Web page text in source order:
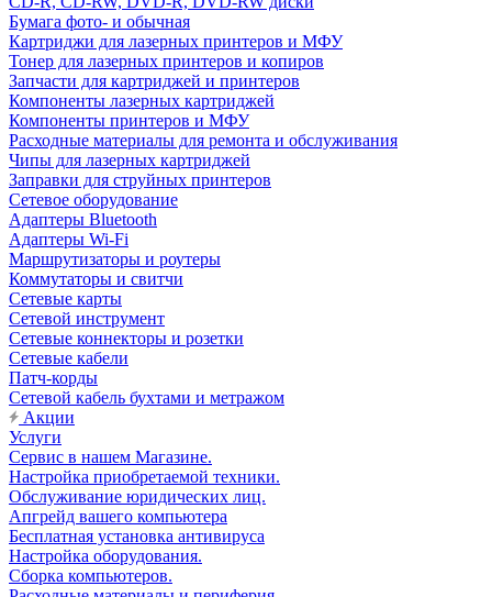
Бумага фото- и обычная
Картриджи для лазерных принтеров и МФУ
Тонер для лазерных принтеров и копиров
Запчасти для картриджей и принтеров
Компоненты лазерных картриджей
Компоненты принтеров и МФУ
Расходные материалы для ремонта и обслуживания
Чипы для лазерных картриджей
Заправки для струйных принтеров
Сетевое оборудование
Адаптеры Bluetooth
Адаптеры Wi-Fi
Маршрутизаторы и роутеры
Коммутаторы и свитчи
Сетевые карты
Сетевой инструмент
Сетевые коннекторы и розетки
Сетевые кабели
Патч-корды
Сетевой кабель бухтами и метражом
Акции
Услуги
Сервис в нашем Магазине.
Настройка приобретаемой техники.
Обслуживание юридических лиц.
Апгрейд вашего компьютера
Бесплатная установка антивируса
Настройка оборудования.
Сборка компьютеров.